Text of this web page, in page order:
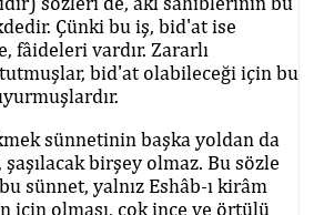
Çünki bu iş, bid'at ise
fâideleri vardır. Zararlı
bid'at olabileceği için bu
sünnetinin başka yoldan da
birşey olmaz. Bu sözle
sünnet, yalnız Eshâb-ı kirâm
için olması, çok ince ve örtülü